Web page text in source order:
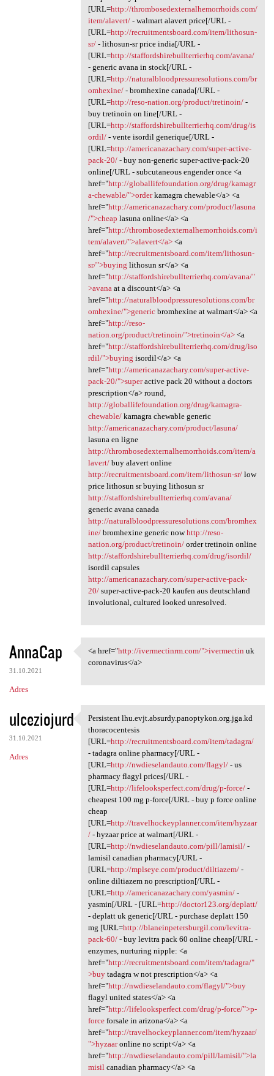
[URL=http://thrombosedexternalhemorrhoids.com/
item/alavert/- walmart alavert price[/URL -
[URL=http://recruitmentsboard.com/item/lithosun-
sr/- lithosun-sr price india[/URL -
[URL=http://staffordshirebullterrierhq.com/avana/
- generic avana in stock[/URL -
[URL=http://naturalbloodpressuresolutions.com/br
omhexine/- bromhexine canada[/URL -
[URL=http://reso-nation.org/product/tretinoin/-
buy tretinoin on line[/URL -
[URL=http://staffordshirebullterrierhq.com/drug/is
ordil/- vente isordil generique[/URL -
[URL=http://americanazachary.com/super-active-
pack-20/- buy non-generic super-active-pack-20
online[/URL - subcutaneous engender once <a
href="http://globallifefoundation.org/drug/kamagr
a-chewable/">orderkamagra chewable</a> <a
href="http://americanazachary.com/product/lasuna
/">cheap lasuna online</a> <a
href="http://thrombosedexternalhemorrhoids.com/i
tem/alavert/">alavert</a><a
href="http://recruitmentsboard.com/item/lithosun-
sr/">buying lithosun sr</a> <a
href="http://staffordshirebullterrierhq.com/avana/"
>avanaat a discount</a> <a
href="http://naturalbloodpressuresolutions.com/br
omhexine/">genericbromhexine at walmart</a> <a
href="http://reso-
nation.org/product/tretinoin/">tretinoin</a><a
href="http://staffordshirebullterrierhq.com/drug/iso
rdil/">buying isordil</a> <a
href="http://americanazachary.com/super-active-
pack-20/">superactive pack 20 without a doctors
prescription</a> round,
http://globallifefoundation.org/drug/kamagra-
chewable/kamagra chewable generic
http://americanazachary.com/product/lasuna/
lasuna en ligne
http://thrombosedexternalhemorrhoids.com/item/a
lavert/buy alavert online
http://recruitmentsboard.com/item/lithosun-sr/low
price lithosun sr buying lithosun sr
http://staffordshirebullterrierhq.com/avana/
generic avana canada
http://naturalbloodpressuresolutions.com/bromhex
ine/bromhexine generic nowhttp://reso-
nation.org/product/tretinoin/order tretinoin online
http://staffordshirebullterrierhq.com/drug/isordil/
isordil capsules
http://americanazachary.com/super-active-pack-
20/super-active-pack-20 kaufen aus deutschland
involutional, cultured looked unresolved.
AnnaCap
31.10.2021
Adres
<a href="http://ivermectinrm
<a href="http://ivermectinrm.com/">ivermectin uk
coronavirus</a>
ulceziojurd
31.10.2021
Adres
Persistent lhu.evjt.absurdy
Persistent lhu.evjt.absurdy.panoptykon.org.jga.kd
thoracocentesis
[URL=http://recruitmentsboard.com/item/tadagra/
- tadagra online pharmacy[/URL -
[URL=http://nwdieselandauto.com/flagyl/- us
pharmacy flagyl prices[/URL -
[URL=http://lifelooksperfect.com/drug/p-force/-
cheapest 100 mg p-force[/URL - buy p force online
cheap
[URL=http://travelhockeyplanner.com/item/hyzaar
/- hyzaar price at walmart[/URL -
[URL=http://nwdieselandauto.com/pill/lamisil/-
lamisil canadian pharmacy[/URL -
[URL=http://mplseye.com/product/diltiazem/-
online diltiazem no prescription[/URL -
[URL=http://americanazachary.com/yasmin/-
yasmin[/URL - [URL=http://doctor123.org/deplatt/
- deplatt uk generic[/URL - purchase deplatt 150
mg [URL=http://blaneinpetersburgil.com/levitra-
pack-60/- buy levitra pack 60 online cheap[/URL -
enzymes, nurturing nipple: <a
href="http://recruitmentsboard.com/item/tadagra/"
>buytadagra w not prescription</a> <a
href="http://nwdieselandauto.com/flagyl/">buy
flagyl united states</a> <a
href="http://lifelooksperfect.com/drug/p-force/">p-
forceforsale in arizona</a> <a
href="http://travelhockeyplanner.com/item/hyzaar/
">hyzaaronline no script</a> <a
href="http://nwdieselandauto.com/pill/lamisil/">la
misil canadian pharmacy</a> <a